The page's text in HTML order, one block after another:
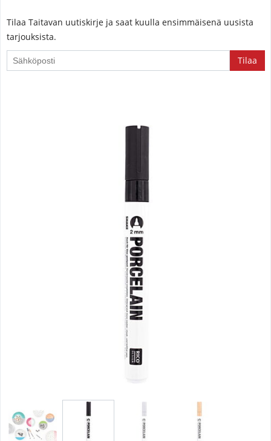
Tilaa Taitavan uutiskirje ja saat kuulla ensimmäisenä uusista
tarjouksista.